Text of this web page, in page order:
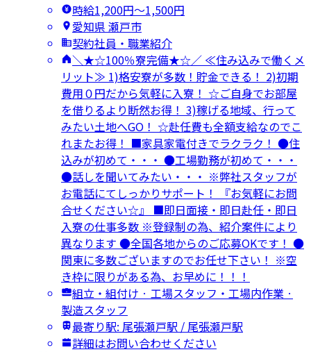
時給1,200円〜1,500円
愛知県 瀬戸市
契約社員・職業紹介
＼★☆100％寮完備★☆／ ≪住み込みで働くメ
リット≫ 1)格安寮が多数！貯金できる！ 2)初期
費用０円だから気軽に入寮！ ☆ご自身でお部屋
を借りるより断然お得！ 3)稼げる地域、行って
みたい土地へGO！ ☆赴任費も全額支給なのでこ
れまたお得！ ■家具家電付きでラクラク！ ●住
込みが初めて・・・ ●工場勤務が初めて・・・
●話しを聞いてみたい・・・ ※弊社スタッフが
お電話にてしっかりサポート！ 『お気軽にお問
合せください☆』 ■即日面接・即日赴任・即日
入寮の仕事多数 ※登録制の為、紹介案件により
異なります ●全国各地からのご応募OKです！ ●
関東に多数ございますのでお任せ下さい！ ※空
き枠に限りがある為、お早めに！！！
組立・組付け · 工場スタッフ・工場内作業 ·
製造スタッフ
最寄り駅: 尾張瀬戸駅 / 尾張瀬戸駅
詳細はお問い合わせください